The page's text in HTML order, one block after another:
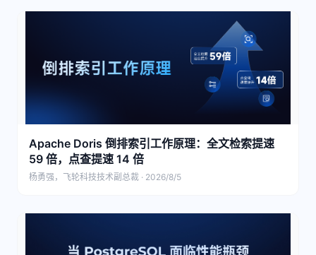
Apache Doris 倒排索引工作原理：全文检索提速
59 倍，点查提速 14 倍
杨勇强，飞轮科技技术副总裁 · 2026/8/5